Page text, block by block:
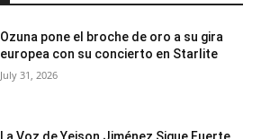
Ozuna pone el broche de oro a su gira
europea con su concierto en Starlite
July 31, 2026